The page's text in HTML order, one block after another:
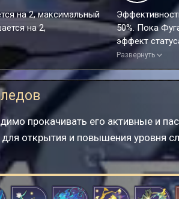
на 2, максимальный
на 2,
50%. Пока
эффект
союзникам.
Развернуть
прокачивать его активные и
открытия и повышения уровня